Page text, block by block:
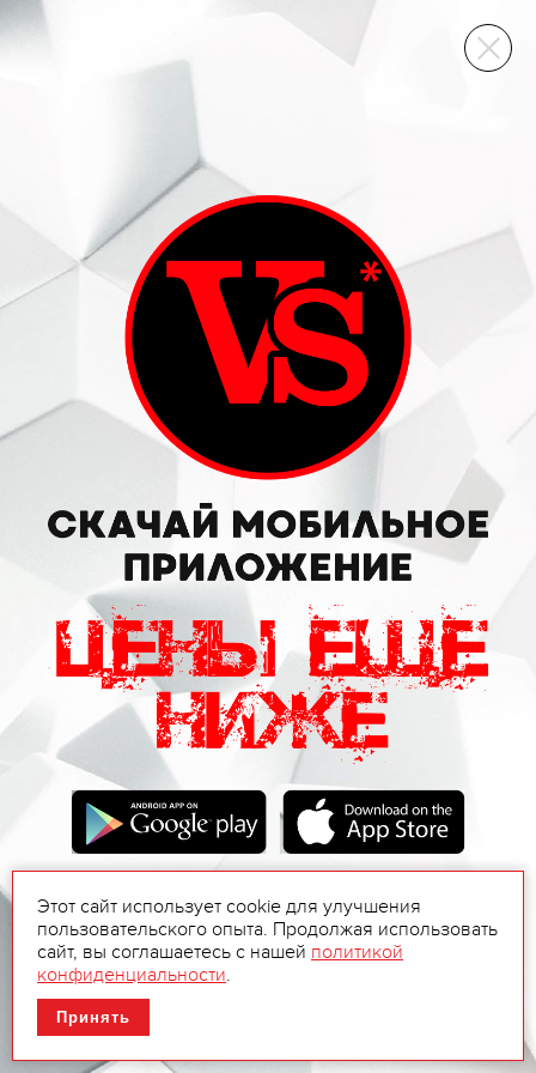
ВИННЫЙ СКЛАД
Этот сайт использует cookie для улучшения
пользовательского опыта. Продолжая использовать
сайт, вы соглашаетесь с нашей политикой
конфиденциальности.
Принять